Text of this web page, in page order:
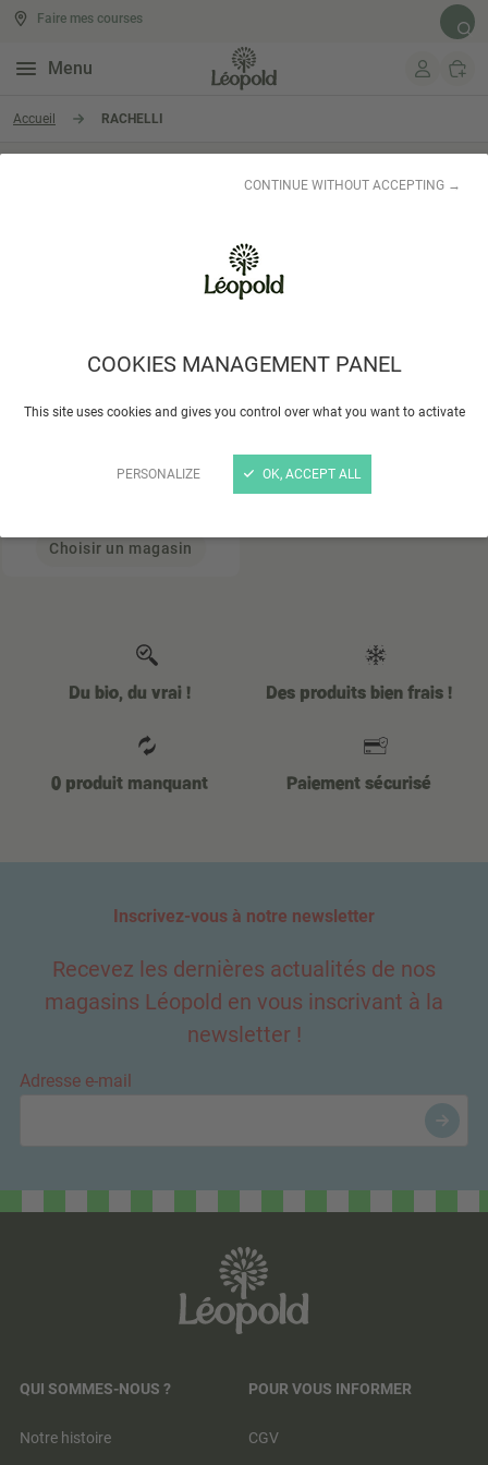
COOKIES MANAGEMENT PANEL
This site uses cookies and gives you control over what you want to activate
PERSONALIZE
CONTINUE WITHOUT ACCEPTING →
OK, ACCEPT ALL
Aller au contenu
Menu
Faire mes courses
Accueil RACHELLI
Choisir un magasin
Du bio, du vrai ! Des produits bien frais !
0 produit manquant Paiement sécurisé
Inscrivez-vous à notre newsletter
Recevez les dernières actualités de nos
magasins Léopold en vous inscrivant à la
newsletter !
Adresse e-mail
QUI SOMMES-NOUS ?
Notre histoire
POUR VOUS INFORMER
CGV